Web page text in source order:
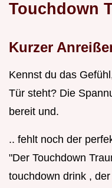
Touchdown
Kurzer
Kennst du das
Tür steht? Die
bereit und.
.. fehlt noch der
"Der Touchdown
touchdown drink ,